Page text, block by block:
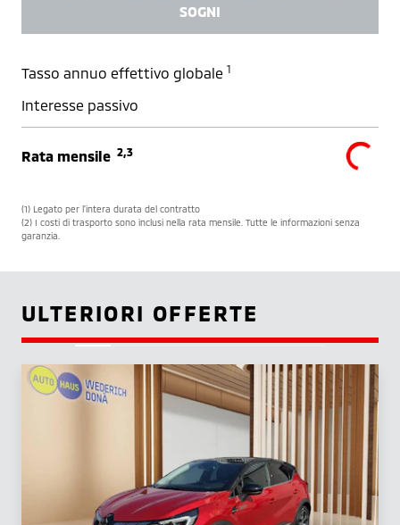
SOGNI
Tasso annuo effettivo globale 1
Interesse passivo
Rata mensile 2,3
(1) Legato per l’intera durata del contratto
(2) I costi di trasporto sono inclusi nella rata mensile. Tutte le informazioni senza
garanzia.
ULTERIORI OFFERTE